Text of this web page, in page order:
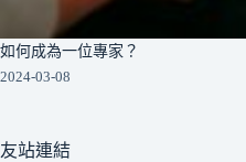
如何成為一位專家？
2024-03-08
友站連結